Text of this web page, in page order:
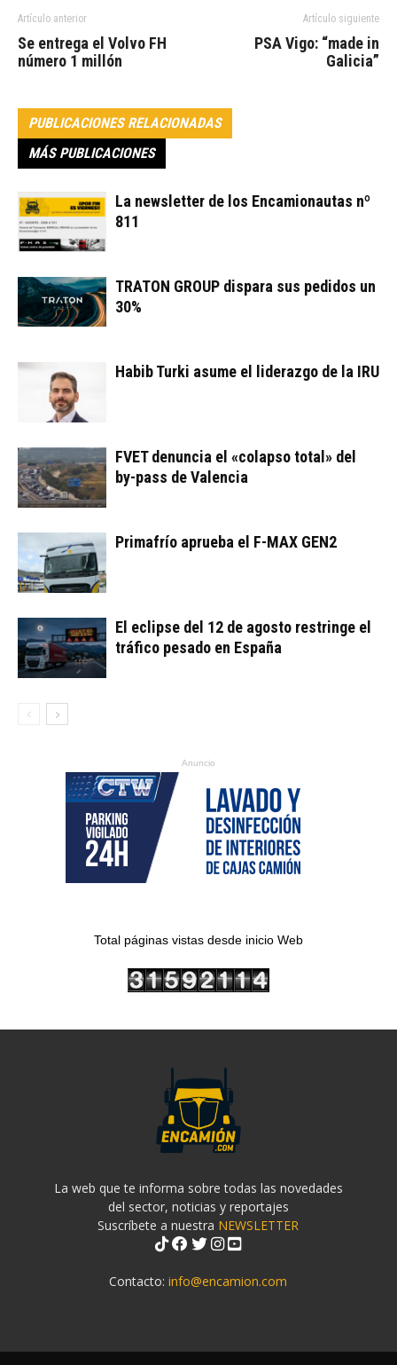
Artículo anterior
Se entrega el Volvo FH
número 1 millón
Artículo siguiente
PSA Vigo: “made in
Galicia”
PUBLICACIONES RELACIONADAS
MÁS PUBLICACIONES
La newsletter de los Encamionautas nº
811
TRATON GROUP dispara sus pedidos un
30%
Habib Turki asume el liderazgo de la IRU
FVET denuncia el «colapso total» del
by-pass de Valencia
Primafrío aprueba el F-MAX GEN2
El eclipse del 12 de agosto restringe el
tráfico pesado en España
Anuncio
Total páginas vistas desde inicio Web
La web que te informa sobre todas las novedades
del sector, noticias y reportajes
Suscríbete a nuestra NEWSLETTER
Contacto:info@encamion.com